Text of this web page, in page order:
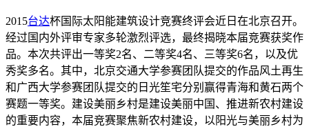
2015台达杯国际太阳能建筑设计竞赛终评会近日在北京召开。
经过国内外评审专家多轮激烈评选，最终揭晓本届竞赛获奖作
品。本次共评出一等奖2名、二等奖4名、三等奖6名，以及优
秀奖多名。其中，北京交通大学参赛团队提交的作品风土再生
和广西大学参赛团队提交的日光笙宅分别赢得青海和黄石两个
赛题一等奖。建设美丽乡村是建设美丽中国、推进新农村建设
的重要内容，本届竞赛聚焦新农村建设，以阳光与美丽乡村为